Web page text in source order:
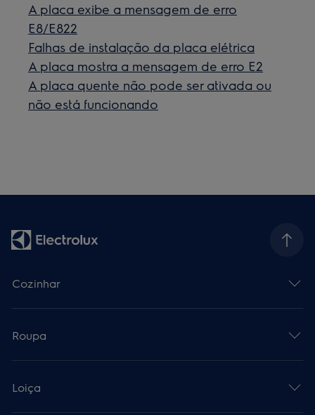
A placa exibe a mensagem de erro
E8/E822
Falhas de instalação da placa elétrica
A placa mostra a mensagem de erro E2
A placa quente não pode ser ativada ou
não está funcionando
Cozinhar
Roupa
Loiça